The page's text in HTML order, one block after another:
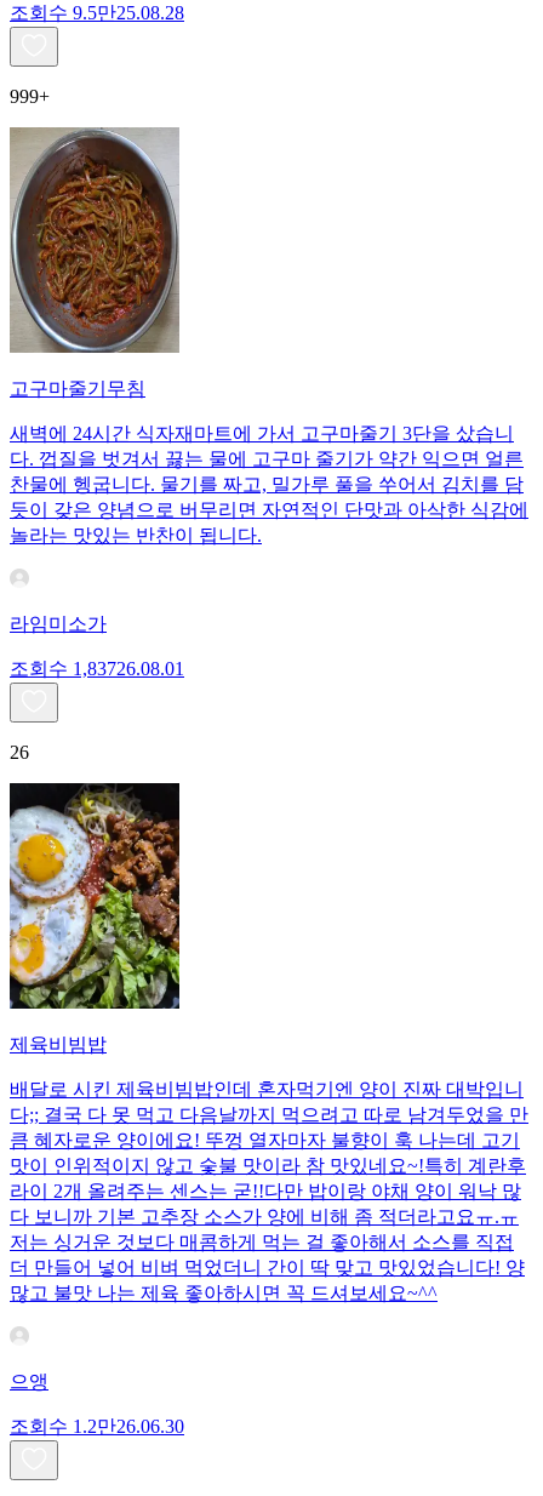
조회수 9.5만25.08.28
999+
고구마줄기무침
새벽에 24시간 식자재마트에 가서 고구마줄기 3단을 샀습니
다. 껍질을 벗겨서 끓는 물에 고구마 줄기가 약간 익으면 얼른
찬물에 헹굽니다. 물기를 짜고, 밀가루 풀을 쑤어서 김치를 담
듯이 갖은 양념으로 버무리면 자연적인 단맛과 아삭한 식감에
놀라는 맛있는 반찬이 됩니다.
라임미소가
조회수 1,83726.08.01
26
제육비빔밥
배달로 시킨 제육비빔밥인데 혼자먹기엔 양이 진짜 대박입니
다;; 결국 다 못 먹고 다음날까지 먹으려고 따로 남겨두었을 만
큼 혜자로운 양이에요! 뚜껑 열자마자 불향이 훅 나는데 고기
맛이 인위적이지 않고 숯불 맛이라 참 맛있네요~!특히 계란후
라이 2개 올려주는 센스는 굳!! ​다만 밥이랑 야채 양이 워낙 많
다 보니까 기본 고추장 소스가 양에 비해 좀 적더라고요ㅠ.ㅠ
저는 싱거운 것보다 매콤하게 먹는 걸 좋아해서 소스를 직접
더 만들어 넣어 비벼 먹었더니 간이 딱 맞고 맛있었습니다! 양
많고 불맛 나는 제육 좋아하시면 꼭 드셔보세요~^^
으앵
조회수 1.2만26.06.30